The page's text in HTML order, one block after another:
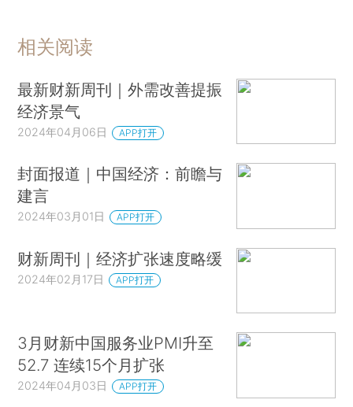
相关阅读
最新财新周刊｜外需改善提振
经济景气
2024年04月06日 APP打开
封面报道｜中国经济：前瞻与
建言
2024年03月01日 APP打开
财新周刊｜经济扩张速度略缓
2024年02月17日 APP打开
3月财新中国服务业PMI升至
52.7 连续15个月扩张
2024年04月03日 APP打开